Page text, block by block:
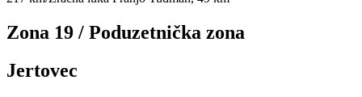
Zona 19 / Poduzetnička zona
Jertovec